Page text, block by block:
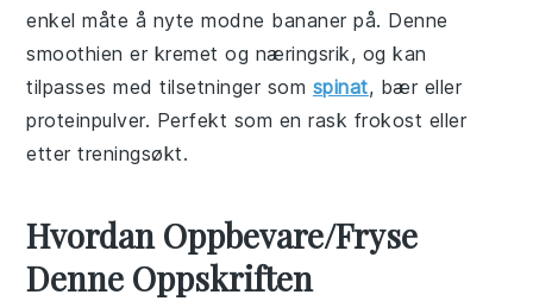
enkel måte å nytemodne bananer på. Denne
smoothien er kremet og næringsrik, og kan
tilpasses med tilsetninger som spinat, bær eller
proteinpulver. Perfekt som en rask frokost eller
etter treningsøkt.
Hvordan Oppbevare/Fryse
Denne Oppskriften